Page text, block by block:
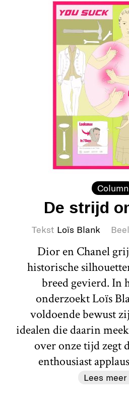
Column
De strijd
Tekst Loïs Blank
Dior en Chanel
historische
breed gevierd. In
onderzoekt Loïs
voldoende bewust
idealen die daarin
over onze tijd zegt
enthousiast
Lees meer